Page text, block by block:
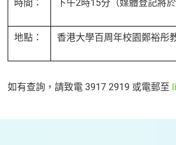
時間： 下午2時15分（媒體登記將於
地點： 香港大學百周年校園鄭裕彤
如有查詢，請致電 3917 2919 或電郵至